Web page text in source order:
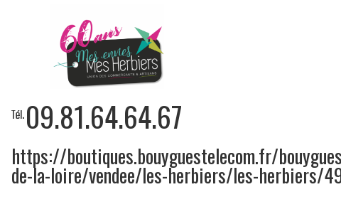
Tél.09.81.64.64.67
https://boutiques.bouyguestelecom.fr/
de-la-loire/vendee/les-herbiers/les-herbiers/